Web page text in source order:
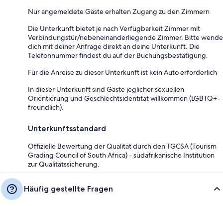
Nur angemeldete Gäste erhalten Zugang zu den Zimmern
Die Unterkunft bietet je nach Verfügbarkeit Zimmer mit
Verbindungstür/nebeneinanderliegende Zimmer. Bitte wende
dich mit deiner Anfrage direkt an deine Unterkunft. Die
Telefonnummer findest du auf der Buchungsbestätigung.
Für die Anreise zu dieser Unterkunft ist kein Auto erforderlich
In dieser Unterkunft sind Gäste jeglicher sexuellen
Orientierung und Geschlechtsidentität willkommen (LGBTQ+-
freundlich).
Unterkunftsstandard
Offizielle Bewertung der Qualität durch den TGCSA (Tourism
Grading Council of South Africa) - südafrikanische Institution
zur Qualitätssicherung.
Häufig gestellte Fragen